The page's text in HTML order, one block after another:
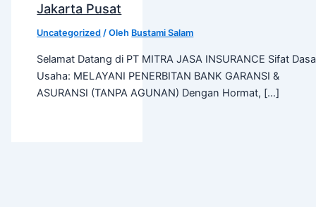
Jakarta Pusat
Uncategorized / Oleh Bustami Salam
Selamat Datang di PT MITRA JASA INSURANCE Sifat
Usaha: MELAYANI PENERBITAN BANK GARANSI &
ASURANSI (TANPA AGUNAN) Dengan Hormat, […]